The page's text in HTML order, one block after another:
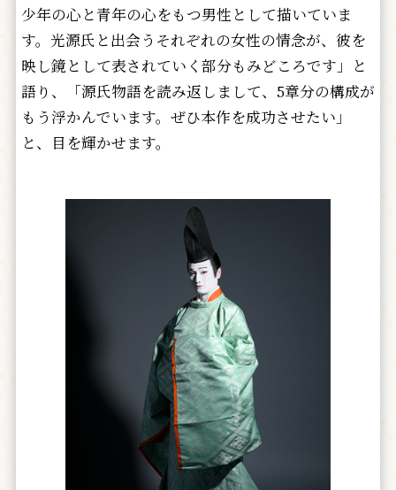
少年の心と青年の心をもつ男性として描いていま
す。光源氏と出会うそれぞれの女性の情念が、彼を
映し鏡として表されていく部分もみどころです」と
語り、「源氏物語を読み返しまして、5章分の構成が
もう浮かんでいます。ぜひ本作を成功させたい」
と、目を輝かせます。